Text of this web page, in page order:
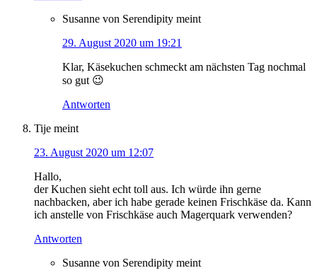
Susanne von Serendipity meint
29. August 2020 um 19:21
Klar, Käsekuchen schmeckt am nächsten Tag nochmal
so gut 😉
Antworten
Tije meint
23. August 2020 um 12:07
Hallo,
der Kuchen sieht echt toll aus. Ich würde ihn gerne
nachbacken, aber ich habe gerade keinen Frischkäse da. Kann
ich anstelle von Frischkäse auch Magerquark verwenden?
Antworten
Susanne von Serendipity meint